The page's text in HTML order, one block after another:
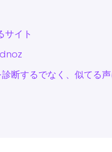
イト
断するでなく、似てる